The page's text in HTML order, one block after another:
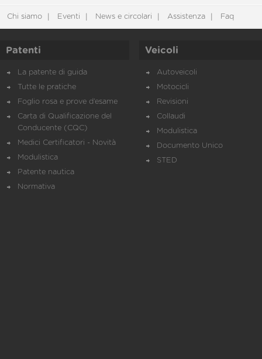
Chi siamo Eventi News e circolari Assistenza Faq
Patenti
La patente di guida
Tutte le pratiche
Foglio rosa e prove d’esame
Carta di Qualificazione del
Conducente (CQC)
Medici Certificatori - Novità
Modulistica
Patente nautica
Normativa
Veicoli
Autoveicoli
Motocicli
Revisioni
Collaudi
Modulistica
Documento Unico
STED